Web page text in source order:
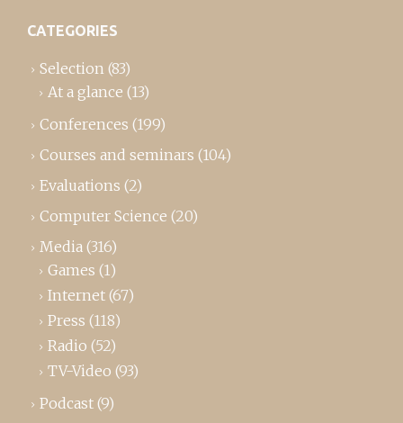
CATEGORIES
Selection (83)
At a glance (13)
Conferences (199)
Courses and seminars (104)
Evaluations (2)
Computer Science (20)
Media (316)
Games (1)
Internet (67)
Press (118)
Radio (52)
TV-Video (93)
Podcast (9)